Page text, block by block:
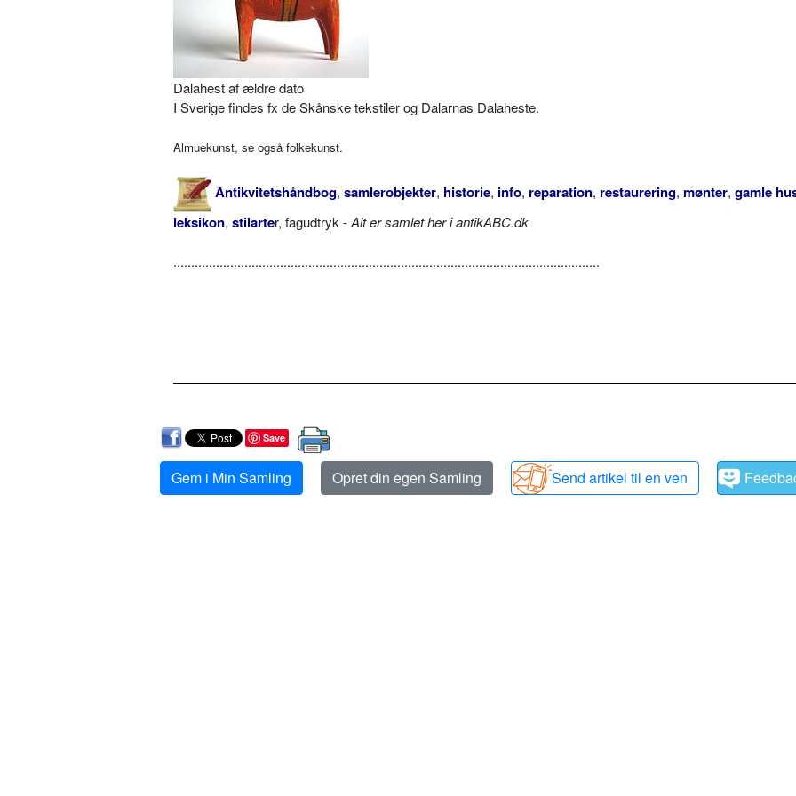
Dalahest af ældre dato
I Sverige findes fx de Skånske tekstiler og Dalarnas Dalaheste.
Almuekunst, se også folkekunst.
Antikvitetshåndbog, samlerobjekter, historie, info, reparation, restaurering, mønter, gamle
leksikon, stilarter, fagudtryk -Alt er samlet her i antikABC.dk
........................................................................................................................
Save
Gem i Min Samling Opret din egen Samling Send artikel til en ven